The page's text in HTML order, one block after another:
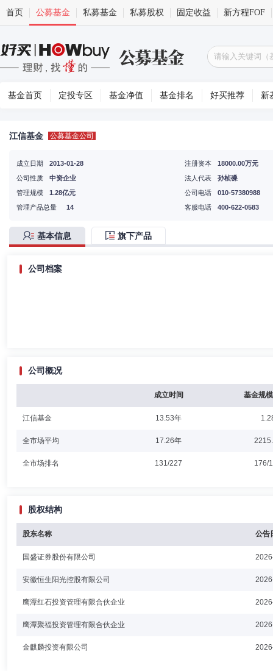
首页 公募基金 私募基金 私募股权 固定收益 新方程FOF
基金首页 定投专区 基金净值 基金排名 好买推荐 新
江信基金 公募基金公司
成立日期
2013-01-28
公司性质
中资企业
注册资本
18000.00万元
法人代表
孙桢磉
管理规模
1.28亿元
管理产品总量
14
公司电话
010-57380988
客服电话
400-622-0583
基本信息 旗下产品
公司档案
公司概况
成立时间 基金规
江信基金 13.53年
全市场平均 17.26年
全市场排名 131/227 176/
股权结构
股东名称 公告
国盛证券股份有限公司
安徽恒生阳光控股有限公司
鹰潭红石投资管理有限合伙企业
鹰潭聚福投资管理有限合伙企业
金麒麟投资有限公司